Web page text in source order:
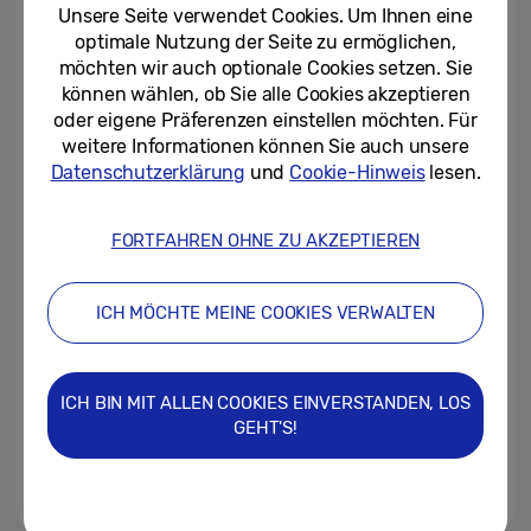
ein und bietet Reparaturen am...
02/06/2026
Im Gespräch mit Thierry Henry:
Gemeinsam fernsehen und die
Gemeinschaft feiern im...
Fantastische Kunst von Marija
Store
Fußballfans legen mehr Wert auf
TV-Qualität als auf eine gute...
Unsere Seite verwendet Cookies. Um Ihnen eine
optimale Nutzung der Seite zu ermöglichen,
möchten wir auch optionale Cookies setzen. Sie
können wählen, ob Sie alle Cookies akzeptieren
oder eigene Präferenzen einstellen möchten. Für
weitere Informationen können Sie auch unsere
Datenschutzerklärung und Cookie-Hinweislesen.
FORTFAHREN OHNE ZU AKZEPTIEREN
ICH MÖCHTE MEINE COOKIES VERWALTEN
ICH BIN MIT ALLEN COOKIES EINVERSTANDEN, LOS
GEHT'S!